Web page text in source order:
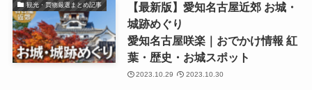
観光・買物厳選まとめ記事
【最新版】愛知名古屋近郊 お城・
城跡めぐり
愛知名古屋咲楽｜おでかけ情報 紅
葉・歴史・お城スポット
2023.10.29 2023.10.30